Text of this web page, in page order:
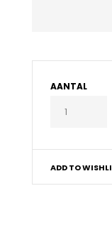
AANTAL
ADD TO